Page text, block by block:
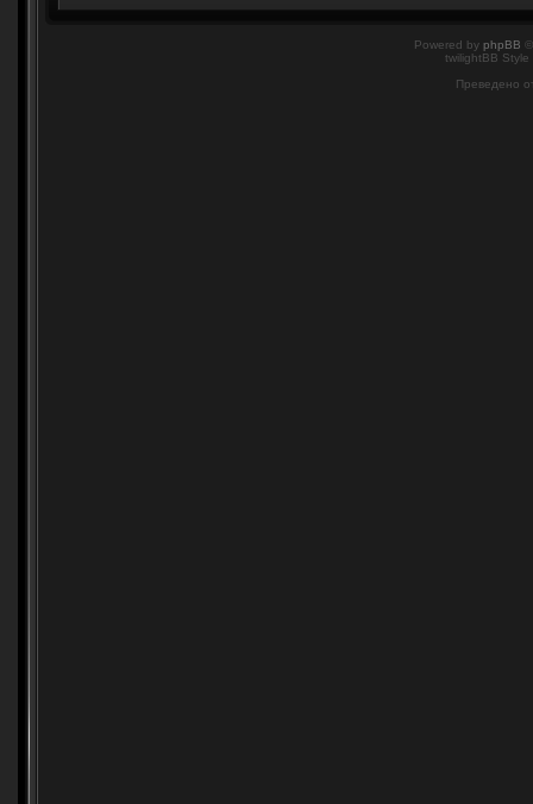
Powered by phpBB
twilightBB
Преведено